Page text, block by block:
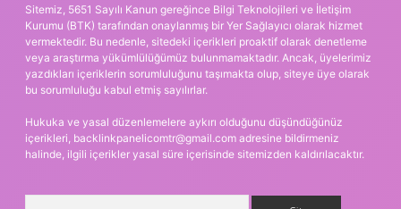
Sitemiz, 5651 Sayılı Kanun gereğince Bilgi Teknolojileri ve İletişim
Kurumu (BTK) tarafından onaylanmış bir Yer Sağlayıcı olarak hizmet
vermektedir. Bu nedenle, sitedeki içerikleri proaktif olarak denetleme
veya araştırma yükümlülüğümüz bulunmamaktadır. Ancak, üyelerimiz
yazdıkları içeriklerin sorumluluğunu taşımakta olup, siteye üye olarak
bu sorumluluğu kabul etmiş sayılırlar.
Hukuka ve yasal düzenlemelere aykırı olduğunu düşündüğünüz
içerikleri, backlinkpanelicomtr@gmail.com adresine bildirmeniz
halinde, ilgili içerikler yasal süre içerisinde sitemizden kaldırılacaktır.